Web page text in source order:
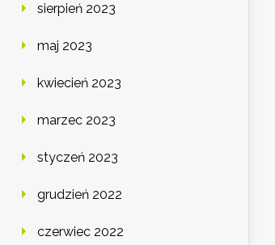
sierpień 2023
maj 2023
kwiecień 2023
marzec 2023
styczeń 2023
grudzień 2022
czerwiec 2022